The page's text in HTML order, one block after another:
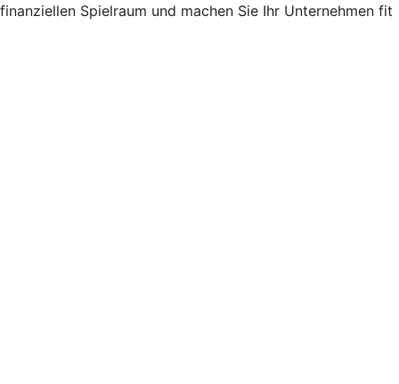
Spielraum und machen Sie Ihr Unternehmen fit